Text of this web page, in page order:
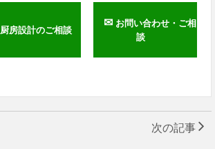
厨房設計のご相談 ✉ お問い合わせ・ご相
談
次の記事